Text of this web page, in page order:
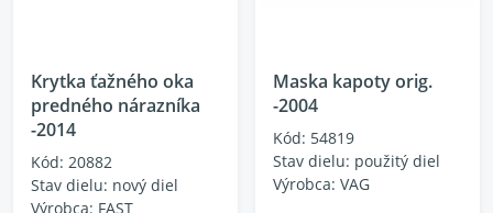
Krytka ťažného oka
predného nárazníka
-2014
Kód: 20882
Stav dielu: nový diel
Výrobca: FAST
Maska kapoty orig.
-2004
Kód: 54819
Stav dielu: použitý diel
Výrobca: VAG